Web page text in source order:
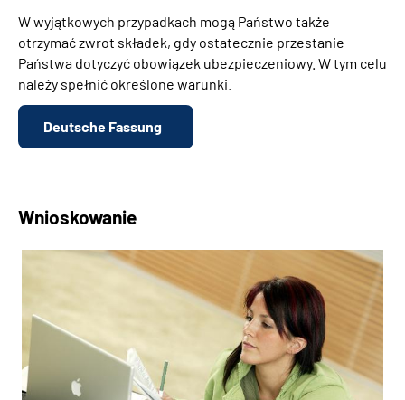
W wyjątkowych przypadkach mogą Państwo także
otrzymać zwrot składek, gdy ostatecznie przestanie
Państwa dotyczyć obowiązek ubezpieczeniowy. W tym celu
należy spełnić określone warunki.
Deutsche Fassung
Wnioskowanie